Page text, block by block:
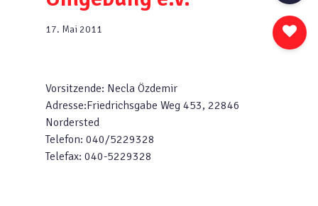
17. Mai 2011
Vorsitzende: Necla Özdemir
Adresse:Friedrichsgabe Weg 453, 22846
Nordersted
Telefon: 040/5229328
Telefax: 040-5229328